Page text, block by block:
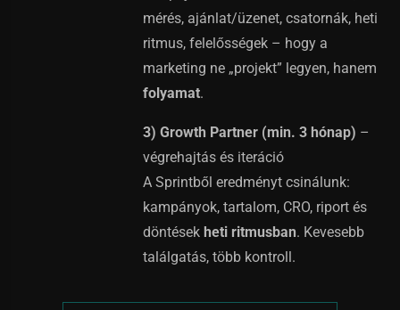
mérés, ajánlat/üzenet, csatornák, heti
ritmus, felelősségek – hogy a
marketing ne „projekt” legyen, hanem
folyamat.
3) Growth Partner (min. 3 hónap) –
végrehajtás és iteráció
A Sprintből eredményt csinálunk:
kampányok, tartalom, CRO, riport és
döntések heti ritmusban. Kevesebb
találgatás, több kontroll.